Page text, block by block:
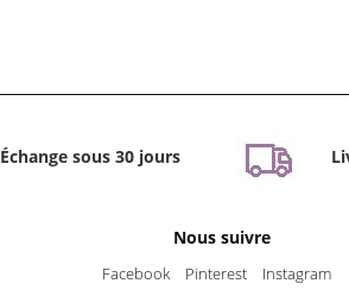
Échange sous 30 jours
Nous suivre
Facebook Pinterest Instagram